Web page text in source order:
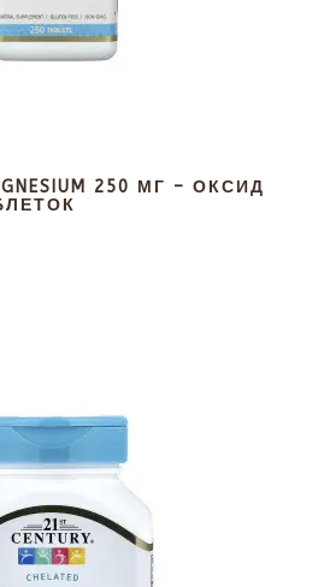
250 МГ – ОКСИД